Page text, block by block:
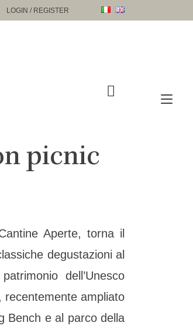
LOGIN / REGISTER
picnic
Aperte, torna il
degustazioni al
dell’Unesco
recentemente ampliato
Bench e al parco della